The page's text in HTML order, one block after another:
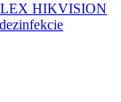
HIKVISION